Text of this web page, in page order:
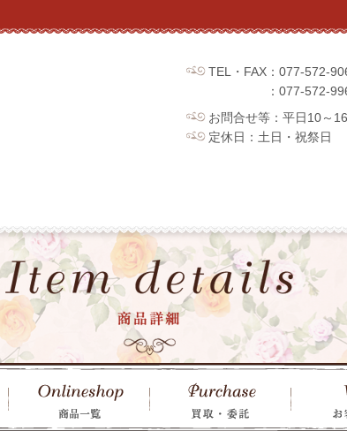
TEL・FAX：077-572-
：077-572-
お問合せ等：平日10～
定休日：土日・祝祭日